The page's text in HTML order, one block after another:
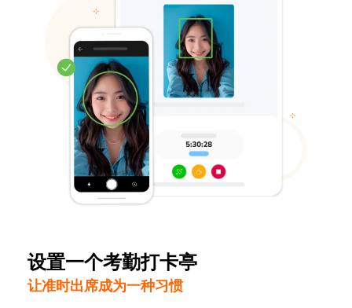
设置一个考勤打卡亭
让准时出席成为一种习惯